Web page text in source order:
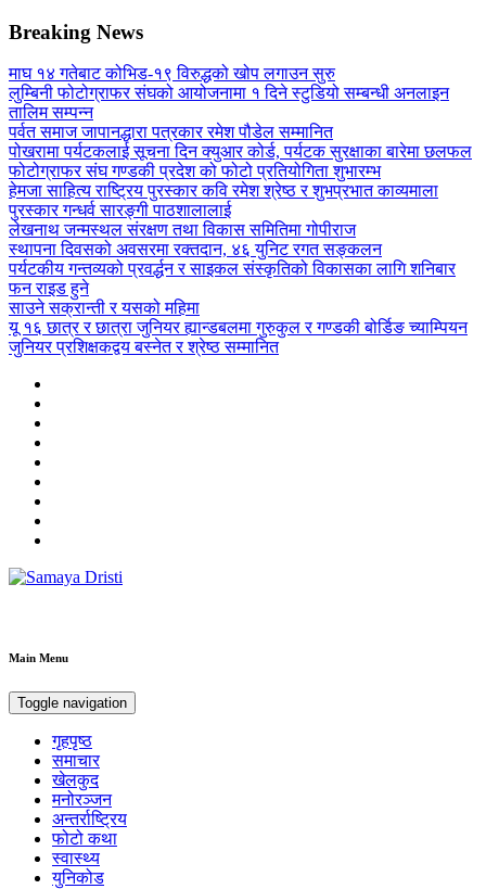
Breaking News
माघ १४ गतेबाट कोभिड-१९ विरुद्धको खोप लगाउन सुरु
लुम्बिनी फोटोग्राफर संघको आयोजनामा १ दिने स्टुडियो सम्बन्धी अनलाइन
तालिम सम्पन्न
पर्वत समाज जापानद्धारा पत्रकार रमेश पौडेल सम्मानित
पोखरामा पर्यटकलाई सूचना दिन क्युआर कोर्ड, पर्यटक सुरक्षाका बारेमा छलफल
फोटोग्राफर संघ गण्डकी प्रदेश को फोटो प्रतियोगिता शुभारम्भ
हेमजा साहित्य राष्ट्रिय पुरस्कार कवि रमेश श्रेष्ठ र शुभप्रभात काव्यमाला
पुरस्कार गन्धर्व सारङ्गी पाठशालालाई
लेखनाथ जन्मस्थल संरक्षण तथा विकास समितिमा गोपीराज
स्थापना दिवसको अवसरमा रक्तदान, ४६ युनिट रगत सङ्कलन
पर्यटकीय गन्तव्यको प्रवर्द्धन र साइकल संस्कृतिको विकासका लागि शनिबार
फन राइड हुने
साउने सक्रान्ती र यसको महिमा
यू १६ छात्र र छात्रा जुनियर ह्यान्डबलमा गुरुकुल र गण्डकी बोर्डिङ च्याम्पियन
जुनियर प्रशिक्षकद्वय बस्नेत र श्रेष्ठ सम्मानित
Main Menu
Toggle navigation
गृहपृष्ठ
समाचार
खेलकुद
मनोरञ्जन
अन्तर्राष्ट्रिय
फोटो कथा
स्वास्थ्य
युनिकोड